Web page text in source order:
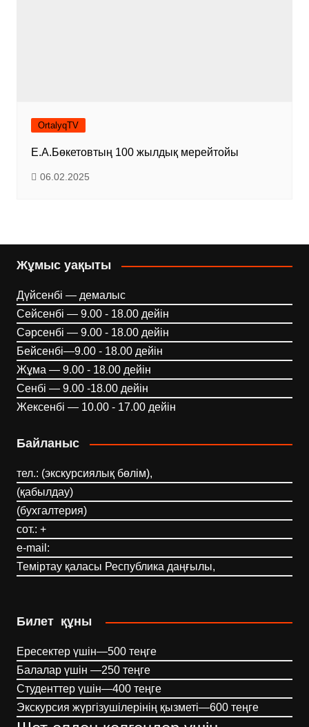
OrtalyqTV
Е.А.Бөкетовтың 100 жылдық мерейтойы
06.02.2025
Жұмыс уақыты
Дүйсенбі — демалыс
Сейсенбі — 9.00 - 18.00 дейін
Сәрсенбі — 9.00 - 18.00 дейін
Бейсенбі—9.00 - 18.00 дейін
Жұма — 9.00 - 18.00 дейін
Сенбі — 9.00 -18.00 дейін
Жексенбі — 10.00 - 17.00 дейін
Байланыс
тел.: (экскурсиялық бөлім),
(қабылдау)
(бухгалтерия)
сот.: +
e-mail:
Теміртау қаласы Республика даңғылы,
Билет құны
Ересектер үшін—500 теңге
Балалар үшін —250 теңге
Студенттер үшін—400 теңге
Экскурсия жүргізушілерінің қызметі—600 теңге